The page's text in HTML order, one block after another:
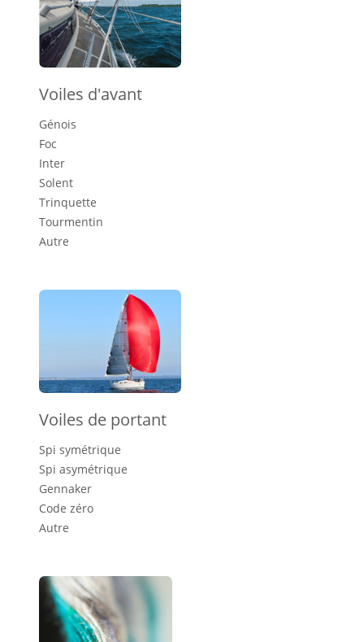
Voiles d'avant
Génois
Foc
Inter
Solent
Trinquette
Tourmentin
Autre
Voiles de portant
Spi symétrique
Spi asymétrique
Gennaker
Code zéro
Autre